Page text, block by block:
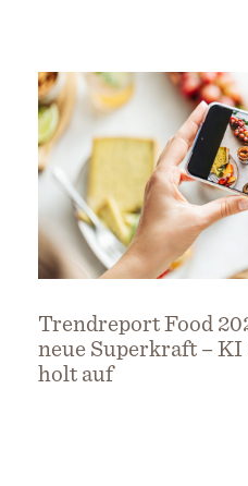
Trendreport Food
neue Superkraft –
holt auf